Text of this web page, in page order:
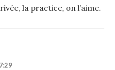
la practice, on l’aime.